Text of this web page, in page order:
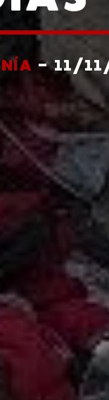
- 11/